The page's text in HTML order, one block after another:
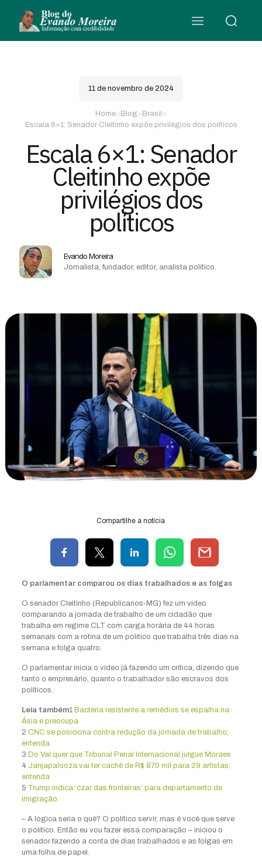
11 de novembro de 2024
Home> Blog> Brasil >
Escala 6×1: Senador Cleitinho expõe privilégios dos políticos
Escala 6×1: Senador
Cleitinho expõe
privilégios dos
políticos
Evando Moreira
Jornalista, fundador, editor, analista político.
Compartilhe a notícia
O parlamentar comparou os dias trabalhados e as folgas
O senador Cleitinho (Republicanos-MG) fez um vídeo
comparando a jornada de trabalho de um cidadão que
trabalha em regime CLT com carga horária de 44 horas
semanais com a rotina de um político que trabalha três dias na
semana e folga quatro.
O parlamentar inicia o vídeo já fazendo um crítica, dizendo que
tanto o empresário, quanto o trabalhador são escravos dos
políticos.
Leia também1 Bactéria resistente a remédios se espalha na
Ásia e preocupa
2 CNC se posiciona contra redução da jornada de trabalho;
entenda
3 Do Val quer que Tribunal Penal Internacional julgue Moraes
4 Janjapalooza vai ter cachê de R$ 870 mil para 29 artistas;
entenda
5 Trump indica ‘czar das fronteiras’ para departamento de
imigração
– A lógica seria o quê? O político servir, mas é você que serve
o político. Então eu vou fazer essa comparação – iniciou o
senador fazendo a conta de dias trabalhados e as folgas em
uma folha de papel.